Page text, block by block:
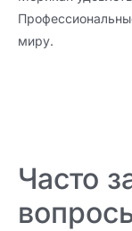
миру.
Часто